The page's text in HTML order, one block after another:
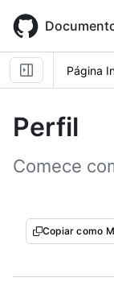
main
content
Página
Perfil
Comece
Copiar como